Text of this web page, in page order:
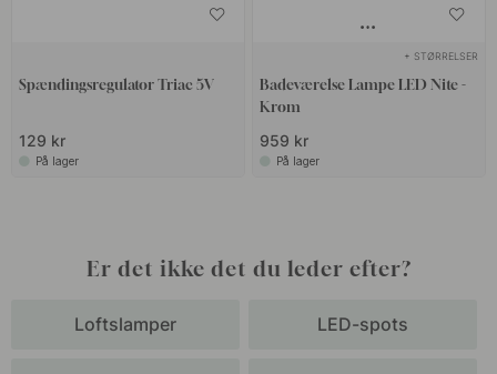
Spændingsregulator Triac 5V
129 kr
På lager
+ STØRRELSER
Badeværelse Lampe LED Nite -
Krom
959 kr
På lager
Er det ikke det du leder efter?
Loftslamper LED-spots